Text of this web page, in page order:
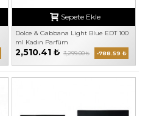
Sepete Ekle
Dolce & Gabbana Light Blue EDT 100
ml Kadın Parfüm
2,510.41 ₺ 3,299.00 ₺ -788.59 ₺